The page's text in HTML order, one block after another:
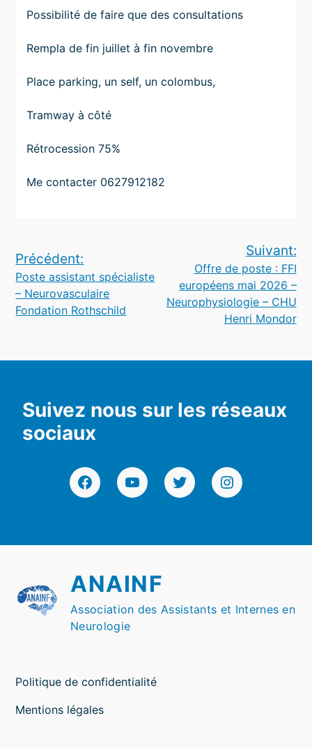
Possibilité de faire que des consultations
Rempla de fin juillet à fin novembre
Place parking, un self, un colombus,
Tramway à côté
Rétrocession 75%
Me contacter 0627912182
Navigation
de
l’article
Précédent:
Poste assistant spécialiste
– Neurovasculaire
Fondation Rothschild
Suivant:
Offre de poste : FFI
européens mai 2026 –
Neurophysiologie – CHU
Henri Mondor
Suivez nous sur les réseaux
sociaux
FacebookYouTubeTwitterInstagram
ANAINF
Association des Assistants et Internes en
Neurologie
Politique de confidentialité
Mentions légales